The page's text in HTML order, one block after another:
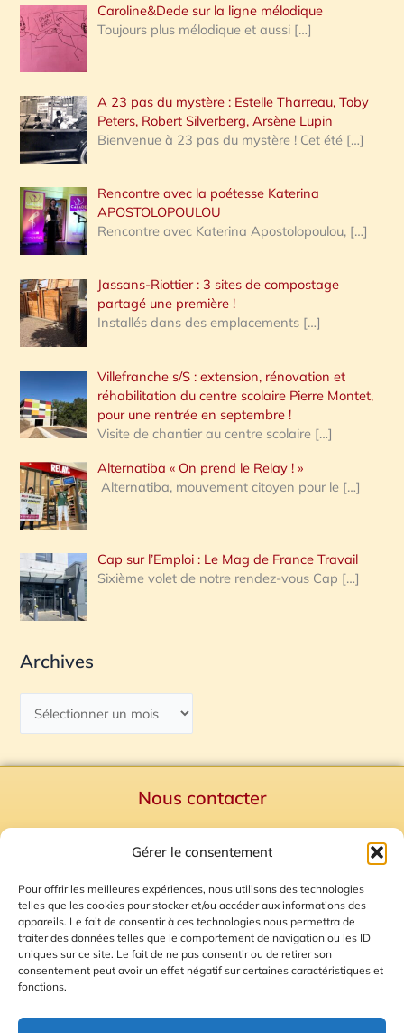
Gérer le consentement
Pour offrir les meilleures expériences, nous utilisons des technologies
telles que les cookies pour stocker et/ou accéder aux informations des
appareils. Le fait de consentir à ces technologies nous permettra de
traiter des données telles que le comportement de navigation ou les ID
uniques sur ce site. Le fait de ne pas consentir ou de retirer son
consentement peut avoir un effet négatif sur certaines caractéristiques et
fonctions.
Caroline&Dede sur la ligne mélodique
Toujours plus mélodique et aussi […]
A 23 pas du mystère : Estelle Tharreau, Toby
Peters, Robert Silverberg, Arsène Lupin
Bienvenue à 23 pas du mystère ! Cet été […]
Rencontre avec la poétesse Katerina
APOSTOLOPOULOU
Rencontre avec Katerina Apostolopoulou, […]
Jassans-Riottier : 3 sites de compostage
partagé une première !
Installés dans des emplacements […]
Villefranche s/S : extension, rénovation et
réhabilitation du centre scolaire Pierre Montet,
pour une rentrée en septembre !
Visite de chantier au centre scolaire […]
Alternatiba « On prend le Relay ! »
Alternatiba, mouvement citoyen pour le […]
Cap sur l’Emploi : Le Mag de France Travail
Sixième volet de notre rendez-vous Cap […]
Archives
Nous contacter
Mentions Légales
Plan du site
Gestion des Cookies